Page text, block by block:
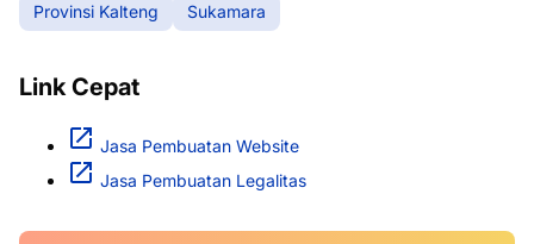
Provinsi Kalteng
Sukamara
Link Cepat
Jasa Pembuatan Website
Jasa Pembuatan Legalitas